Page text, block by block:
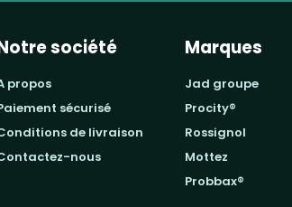
société
a propos
paiement sécurisé
conditions de livraison
contactez-nous
Marques
jad groupe
procity®
rossignol
mottez
probbax®